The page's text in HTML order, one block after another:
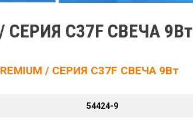
C37F СВЕЧА 9Вт
/ СЕРИЯ C37F СВЕЧА 9Вт
54424-9